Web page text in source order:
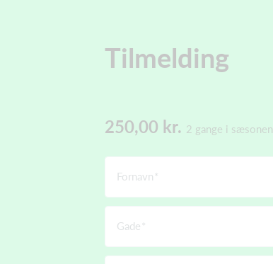
Tilmelding
250,00 kr. 2 gange i sæsonen
Fornavn
Gade